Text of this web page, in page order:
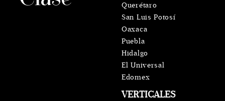
VERTICALES
Querétaro
San Luis Potosí
Oaxaca
Puebla
Hidalgo
El Universal
Edomex